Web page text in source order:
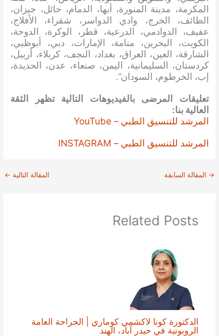
المكرمة، مدينة المنورة، أبها، الدمام، حائل، جيزان،
الطائف، الخرج، وادي الدواسر، شقراء، الأفلاج،
عفيف، الدوادمي، الدرعية، قطر، الوكرة، الدوحة،
الكويت، البحرين، منامة، الإمارات، دبي، أبوظبي،
الشارقة، العين، العراق، بغداد، النجف، كربلاء، أربيل،
كردستان، السليمانية، اليمن، صنعاء، عدن، الحديدة،
إب، الخرطوم، السودان”.
تعليقات المرضى بالفيديوهات التالية تظهر الثقة
العالية بنا:
المرشد للتنسيق الطبي – YouTube
المرشد للتنسيق الطبي – INSTAGRAM
→ المقالة السابقة المقالة التالية ←
Related Posts
الدكتورة كونا لاكشمي كوماري | الجراحة العامة
الروبوتية في حيدر آباد، الهند